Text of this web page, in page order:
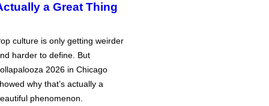
a Great Thing
culture is only getting weirder
harder to define. But
2026 in Chicago
why that’s actually a
phenomenon.